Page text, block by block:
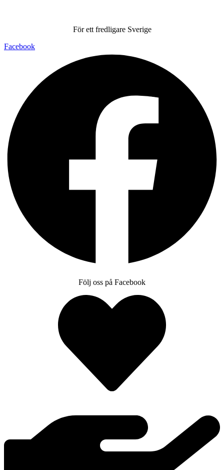
För ett fredligare Sverige
Facebook
Följ oss på Facebook